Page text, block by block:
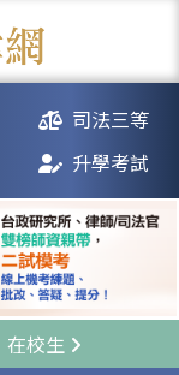
司法三等
升學考試
在校生